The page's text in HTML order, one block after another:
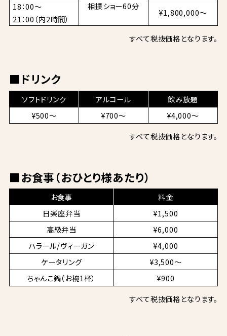
相撲ショー60分
18：00～
21：00（内2時間）
¥1,800,000～
すべて税抜価格となります。
■ドリンク
ソフトドリンク アルコール
飲み放題
¥500～
¥700～
¥4,000～
すべて税抜価格となります。
■お食事（おひとり様あたり）
お食事
料金
日楽座弁当
¥1,500
高級弁当
¥6,000
ハラール/ヴィーガン
¥4,000
ケータリング
¥3,500～
ちゃんこ鍋（お椀1杯）
¥900
すべて税抜価格となります。